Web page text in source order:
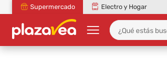
Supermercado Electro y Hogar